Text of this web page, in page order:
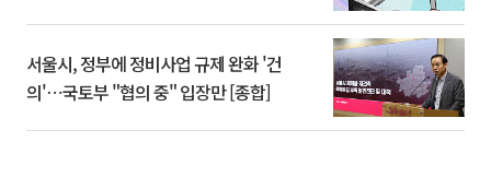
서울시, 정부에 정비사업 규제 완화 '건
의'⋯국토부 "협의 중" 입장만 [종합]